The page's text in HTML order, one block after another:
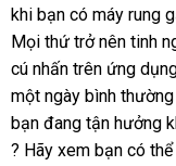
khi bạn có máy rung
Mọi thứ trở nên tinh
cú nhấn trên ứng
một ngày bình
bạn đang tận hưởng
đấu
? Hãy xem bạn đại
có